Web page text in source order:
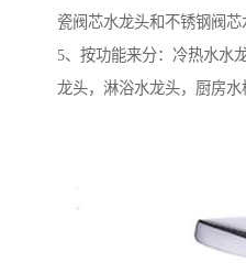
瓷阀芯水龙头和不锈钢阀芯
5、按功能来分：冷热水水
龙头，淋浴水龙头，厨房水